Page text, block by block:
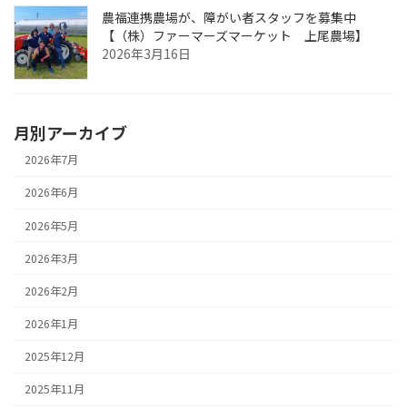
農福連携農場が、障がい者スタッフを募集中
【（株）ファーマーズマーケット 上尾農場】
2026年3月16日
月別アーカイブ
2026年7月
2026年6月
2026年5月
2026年3月
2026年2月
2026年1月
2025年12月
2025年11月